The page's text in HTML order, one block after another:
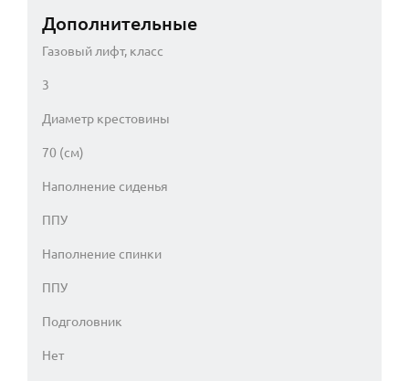
Дополнительные
Газовый лифт, класс
3
Диаметр крестовины
70 (см)
Наполнение сиденья
ППУ
Наполнение спинки
ППУ
Подголовник
Нет